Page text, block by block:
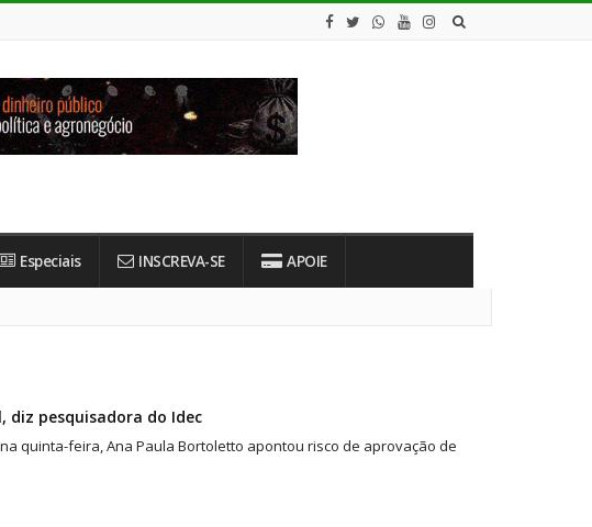
Especiais INSCREVA-SE APOIE
diz pesquisadora do Idec
quinta-feira, Ana Paula Bortoletto apontou risco de aprovação de